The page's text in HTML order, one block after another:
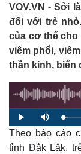
VOV.VN - Sởi
đối với trẻ
của cơ thể
viêm phổi,
thần kinh, biến
P
l
a
y
M
u
t
e
L
o
a
d
d
Theo báo cáo
tỉnh Đắk Lắk,